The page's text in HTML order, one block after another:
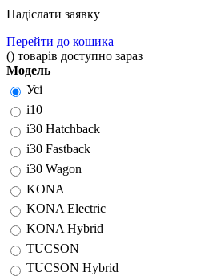
Надіслати заявку
Перейти до кошика
() товарів доступно зараз
Модель
Усі
i10
i30 Hatchback
i30 Fastback
i30 Wagon
KONA
KONA Electric
KONA Hybrid
TUCSON
TUCSON Hybrid